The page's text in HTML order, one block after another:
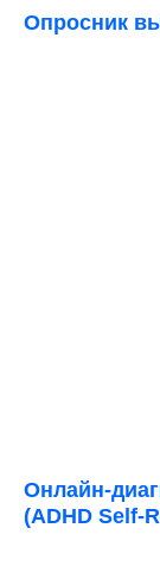
Опросник
Онлайн-
(ADHD Self-